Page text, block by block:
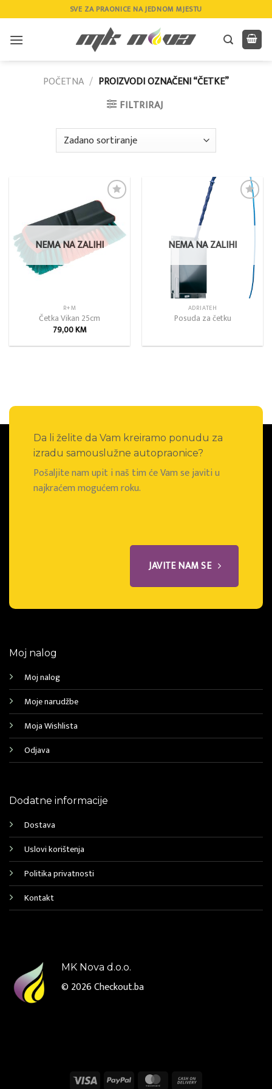
to
content
SVE ZA PRAONICE NA JEDNOM MJESTU
POČETNA / PROIZVODI OZNAČENI “ČETKE”
FILTRIRAJ
Add to
wishlist
NEMA NA ZALIHI
R+M
Četka Vikan 25cm
79,00KM
Add to
wishlist
NEMA NA ZALIHI
ADRIATEH
Posuda za četku
Da li želite da Vam kreiramo ponudu za
izradu samouslužne autopraonice?
Pošaljite nam upit i naš tim će Vam se javiti u
najkraćem mogućem roku.
JAVITE NAM SE
Moj nalog
Moj nalog
Moje narudžbe
Moja Wishlista
Odjava
Dodatne informacije
Dostava
Uslovi korištenja
Politika privatnosti
Kontakt
MK Nova d.o.o.
© 2026Checkout.ba